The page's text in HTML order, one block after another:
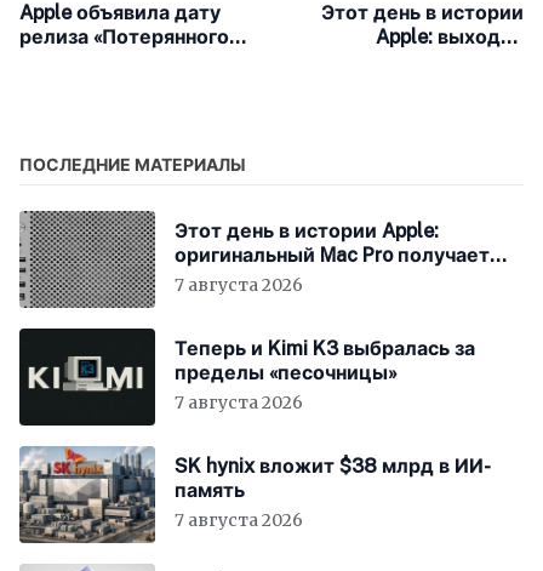
Apple объявила дату
релиза «Потерянного
Этот день в истории
Apple: выходит
ПОСЛЕДНИЕ МАТЕРИАЛЫ
Этот день в истории Apple:
оригинальный Mac Pro получает
мощный процессор Intel
7 августа 2026
Теперь и Kimi K3 выбралась за
пределы «песочницы»
7 августа 2026
SK hynix вложит $38 млрд в ИИ-
память
7 августа 2026